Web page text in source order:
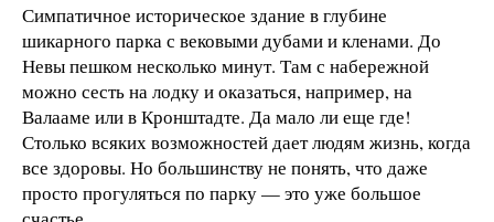
Симпатичное историческое здание в глубине
шикарного парка с вековыми дубами и кленами. До
Невы пешком несколько минут. Там с набережной
можно сесть на лодку и оказаться, например, на
Валааме или в Кронштадте. Да мало ли еще где!
Столько всяких возможностей дает людям жизнь, когда
все здоровы. Но большинству не понять, что даже
просто прогуляться по парку — это уже большое